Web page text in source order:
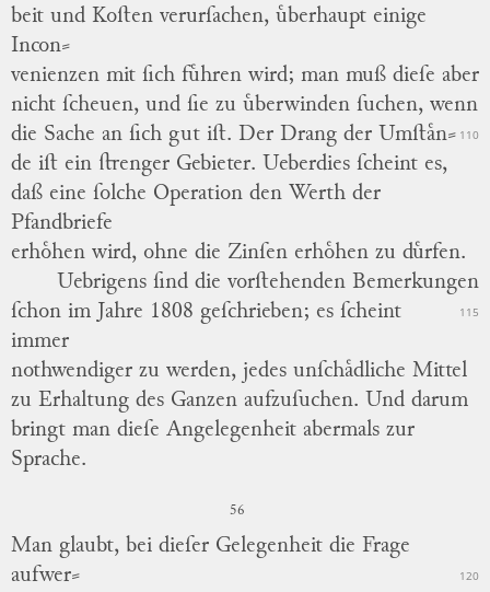
beit und Koſten verurſachen, uͤberhaupt einige
Incon⸗
venienzen mit ſich fuͤhren wird; man muß dieſe aber
nicht ſcheuen, und ſie zu uͤberwinden ſuchen, wenn
110
die Sache an ſich gut iſt. Der Drang der Umſtaͤn⸗
de iſt ein ſtrenger Gebieter. Ueberdies ſcheint es,
daß eine ſolche Operation den Werth der
Pfandbriefe
erhoͤhen wird, ohne die Zinſen erhoͤhen zu duͤrfen.
Uebrigens ſind die vorſtehenden Bemerkungen
115
ſchon im Jahre 1808 geſchrieben; es ſcheint
immer
nothwendiger zu werden, jedes unſchaͤdliche Mittel
zu Erhaltung des Ganzen aufzuſuchen. Und darum
bringt man dieſe Angelegenheit abermals zur
Sprache.
56
Man glaubt, bei dieſer Gelegenheit die Frage
aufwer⸗ 120